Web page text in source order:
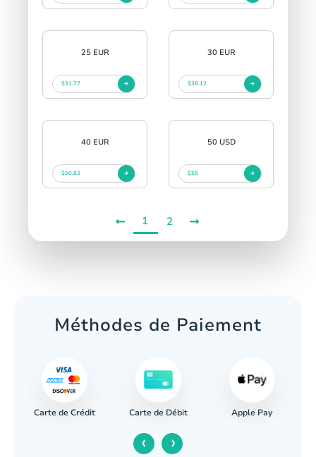
25 EUR
$31.77
30 EUR
$38.12
40 EUR
$50.82
50 USD
$55
1 2
Méthodes de Paiement
Carte de Crédit Carte de Débit Apple Pay
‹ ›